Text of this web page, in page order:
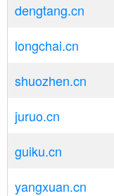
dengtang.cn
longchai.cn
shuozhen.cn
juruo.cn
guiku.cn
yangxuan.cn